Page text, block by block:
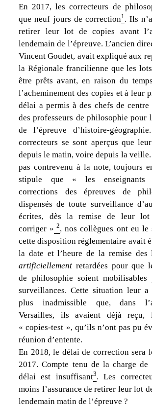
En 2017, les correcteurs de
que neuf jours de correction1. Ils
retirer leur lot de copies avant
lendemain de l’épreuve. L’ancien
Vincent Goudet, avait expliqué aux
la Régionale francilienne que les
être prêts avant, en raison du
l’acheminement des copies et à leur
délai a permis à des chefs de
des professeurs de philosophie pour
de l’épreuve d’histoire-
correcteurs se sont aperçus que
depuis le matin, voire depuis la veille.
pas contrevenu à la note, toujours
stipule que « les enseignants
corrections des épreuves de
dispensés de toute surveillance
écrites, dès la remise de leur
corriger » 2, nos collègues ont eu le
cette disposition réglementaire avait
la date et l’heure de la remise des
artificiellement retardées pour que
de philosophie soient mobilisables
surveillances. Cette situation leur a
plus inadmissible que, dans
Versailles, ils avaient déjà
« copies-test », qu’ils n’ont pas pu
réunion d’entente.
En 2018, le délai de correction sera
2017. Compte tenu de la charge de
délai est insuffisant3. Les
moins l’assurance de retirer leur lot
lendemain matin de l’épreuve ?